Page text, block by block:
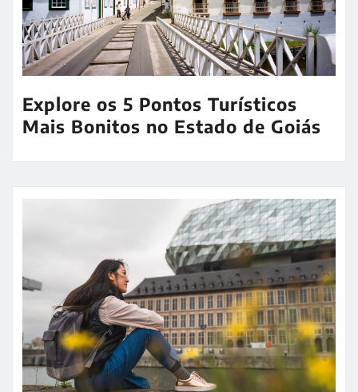
Explore os 5 Pontos Turísticos
Mais Bonitos no Estado de Goiás